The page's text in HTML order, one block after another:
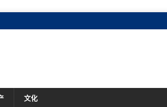
文化